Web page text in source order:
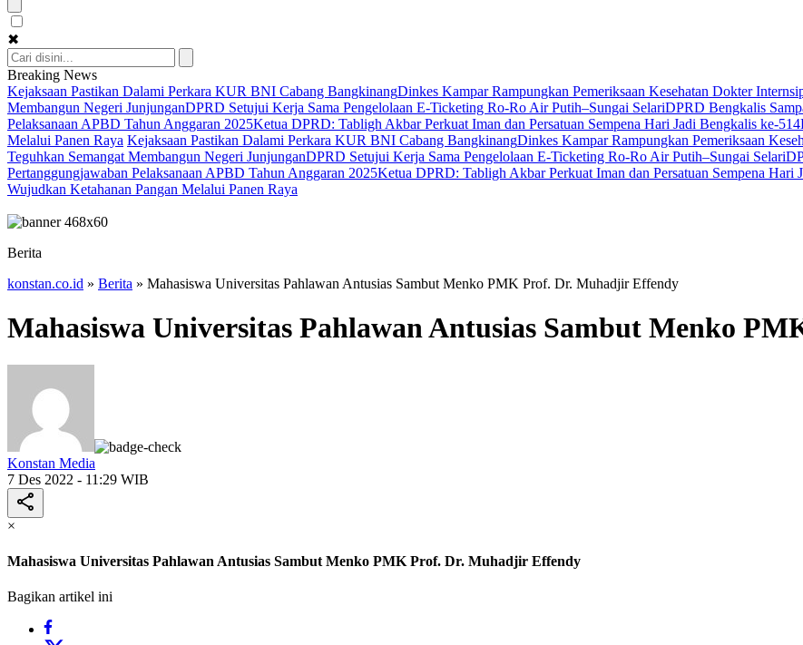
✖
Breaking News
Kejaksaan Pastikan Dalami Perkara KUR BNI Cabang BangkinangDinkes Kampar Rampungkan Pemeriksaan Kesehatan Dokter
Membangun Negeri JunjunganDPRD Setujui Kerja Sama Pengelolaan E-Ticketing Ro-Ro Air Putih–Sungai SelariDPRD Bengkalis
Pelaksanaan APBD Tahun Anggaran 2025Ketua DPRD: Tabligh Akbar Perkuat Iman dan Persatuan Sempena Hari Jadi Bengkalis ke-514
Melalui Panen Raya Kejaksaan Pastikan Dalami Perkara KUR BNI Cabang BangkinangDinkes Kampar Rampungkan Pemeriksaan
Teguhkan Semangat Membangun Negeri JunjunganDPRD Setujui Kerja Sama Pengelolaan E-Ticketing Ro-Ro Air Putih–Sungai Selari
Pertanggungjawaban Pelaksanaan APBD Tahun Anggaran 2025Ketua DPRD: Tabligh Akbar Perkuat Iman dan Persatuan Sempena Hari
Wujudkan Ketahanan Pangan Melalui Panen Raya
Berita
konstan.co.id » Berita » Mahasiswa Universitas Pahlawan Antusias Sambut Menko PMK Prof. Dr. Muhadjir Effendy
Mahasiswa Universitas Pahlawan Antusias Sambut Menko
Konstan Media
7 Des 2022 - 11:29 WIB
×
Mahasiswa Universitas Pahlawan Antusias Sambut Menko PMK Prof. Dr. Muhadjir Effendy
Bagikan artikel ini